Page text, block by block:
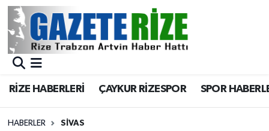
RİZE HABERLERİ ÇAYKUR RİZESPOR SPOR
HABERLER SIVAS
BÖLGEMİZ
Asayiş
Merkez Nöbetçi Eczaneler
Merkez Trafik Yoğunluk Haritası